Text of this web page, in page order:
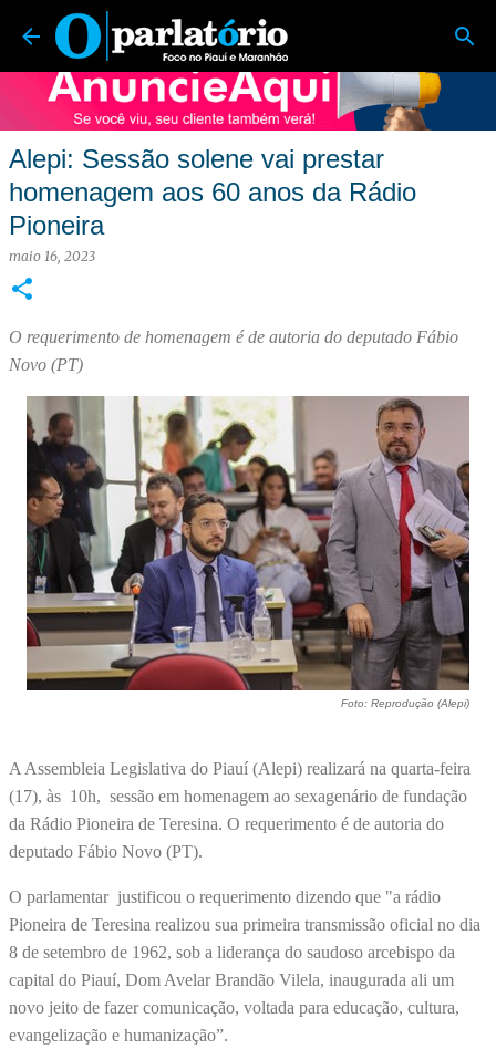
Pular para o conteúdo principal
O Parlatório | Foco no Piauí e Maranhão
Alepi: Sessão solene vai prestar
homenagem aos 60 anos da Rádio
Pioneira
maio 16, 2023
O requerimento de homenagem é de autoria do deputado Fábio
Novo (PT)
Foto: Reprodução (Alepi)
A Assembleia Legislativa do Piauí (Alepi) realizará na quarta-feira
(17), às 10h, sessão em homenagem ao sexagenário de fundação
da Rádio Pioneira de Teresina. O requerimento é de autoria do
deputado Fábio Novo (PT).
O parlamentar justificou o requerimento dizendo que "a rádio
Pioneira de Teresina realizou sua primeira transmissão oficial no dia
8 de setembro de 1962, sob a liderança do saudoso arcebispo da
capital do Piauí, Dom Avelar Brandão Vilela, inaugurada ali um
novo jeito de fazer comunicação, voltada para educação, cultura,
evangelização e humanização”.